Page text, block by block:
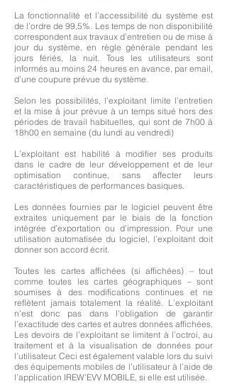
La fonctionnalité et l’accessibilité du système est
de l’ordre de 99,5%. Les temps de non disponibilité
correspondent aux travaux d’entretien ou de mise à
jour du système, en règle générale pendant les
jours fériés, la nuit. Tous les utilisateurs sont
informés au moins 24 heures en avance, par email,
d’une coupure prévue du système.
Selon les possibilités, l’exploitant limite l’entretien
et la mise à jour prévue à un temps situé hors des
périodes de travail habituelles, qui sont de 7h00 à
18h00 en semaine (du lundi au vendredi)
L’exploitant est habilité à modifier ses produits
dans le cadre de leur développement et de leur
optimisation continue, sans affecter leurs
caractéristiques de performances basiques.
Les données fournies par le logiciel peuvent être
extraites uniquement par le biais de la fonction
intégrée d’exportation ou d’impression. Pour une
utilisation automatisée du logiciel, l’exploitant doit
donner son accord écrit.
Toutes les cartes affichées (si affichées) – tout
comme toutes les cartes géographiques – sont
soumises à des modifications continues et ne
reflètent jamais totalement la réalité. L’exploitant
n’est donc pas dans l’obligation de garantir
l’exactitude des cartes et autres données affichées.
Les devoirs de l’exploitant se limitent à l’octroi, au
traitement et à la visualisation de données pour
l’utilisateur. Ceci est également valable lors du suivi
des équipements mobiles de l’utilisateur à l’aide de
l’application IREW’EVV MOBILE, si elle est utilisée.